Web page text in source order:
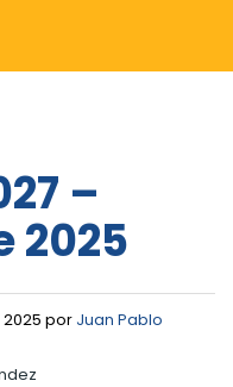
–
2025
por Juan Pablo